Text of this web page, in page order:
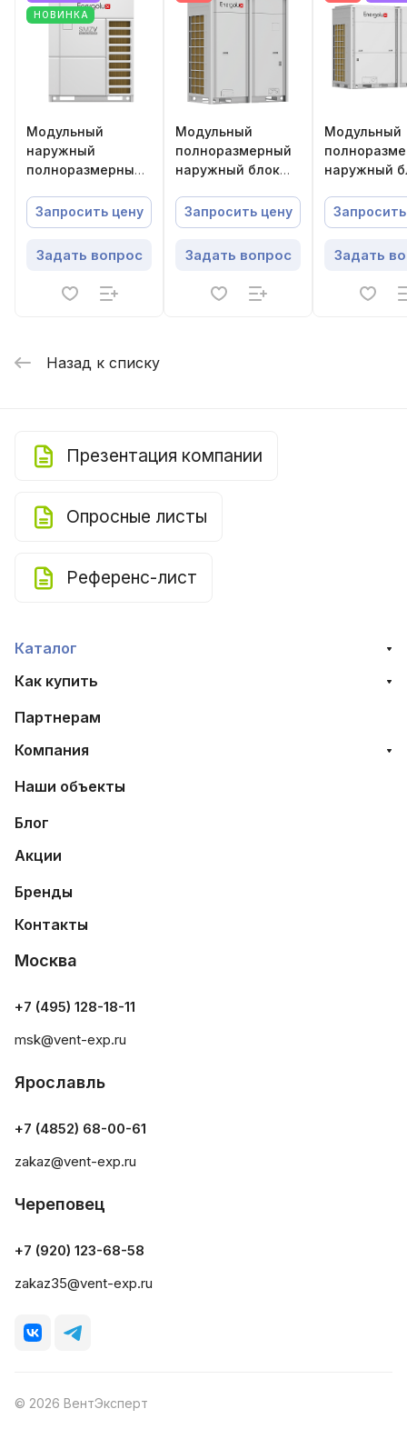
НОВИНКА
Модульный
наружный
полноразмерный
Energolux
SMZU175V5AI
Запросить цену
Задать вопрос
Модульный
полноразмерный
наружный блок
Energolux
SMZU135CEBI
Запросить цену
Задать вопрос
Модульный
наружный
Energolux
Задать
Назад к списку
Презентация компании
Опросные листы
Референс-лист
Каталог
Как купить
Партнерам
Компания
Наши объекты
Блог
Акции
Бренды
Контакты
Москва
+7 (495) 128-18-11
msk@vent-exp.ru
Ярославль
+7 (4852) 68-00-61
zakaz@vent-exp.ru
Череповец
+7 (920) 123-68-58
zakaz35@vent-exp.ru
© 2026 ВентЭксперт